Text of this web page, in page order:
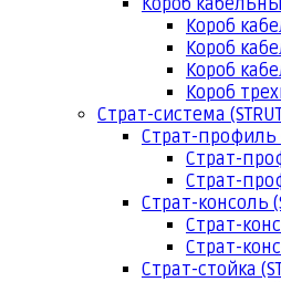
Короб
Короб
Короб
Короб
Короб
Страт-система
Страт-профиль
Страт-
Страт-
Страт-консоль
Страт-
Страт-
Страт-стойка